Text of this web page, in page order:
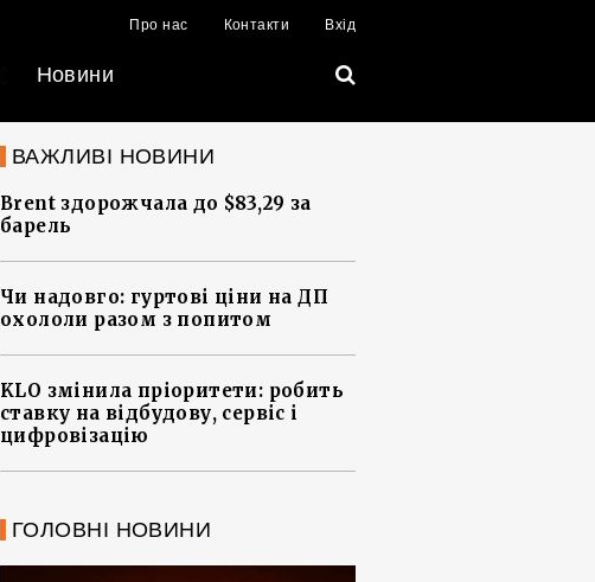
Про нас Контакти Вхід
Новини
ВАЖЛИВІ НОВИНИ
Brent здорожчала до $83,29 за
барель
Чи надовго: гуртові ціни на ДП
охололи разом з попитом
KLO змінила пріоритети: робить
ставку на відбудову, сервіс і
цифровізацію
ГОЛОВНІ НОВИНИ